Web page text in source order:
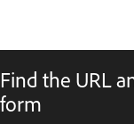
Find the URL
form